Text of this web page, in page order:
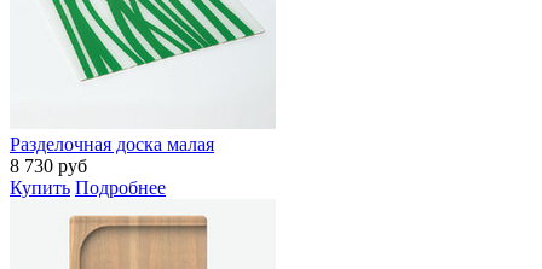
Разделочная доска малая
8 730 руб
Купить Подробнее